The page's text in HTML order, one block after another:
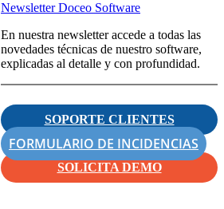
Newsletter Doceo Software
En nuestra newsletter accede a todas las
novedades técnicas de nuestro software,
explicadas al detalle y con profundidad.
SOPORTE CLIENTES
FORMULARIO DE INCIDENCIAS
SOLICITA DEMO